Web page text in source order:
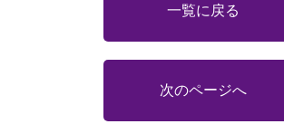
一覧に戻る
次のページへ